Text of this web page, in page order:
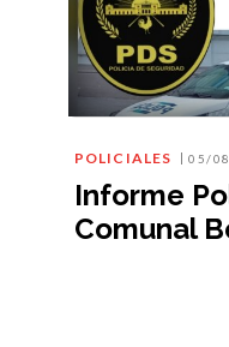
POLICIALES 05/
Informe
Comunal